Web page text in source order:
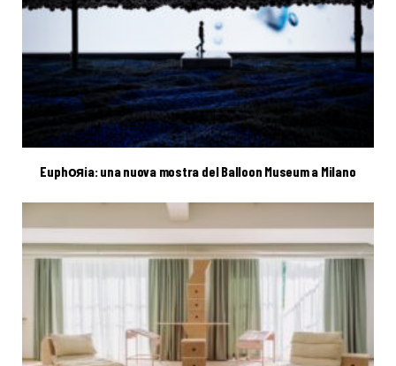
Euphояia: una nuova mostra del Balloon Museum a Milano